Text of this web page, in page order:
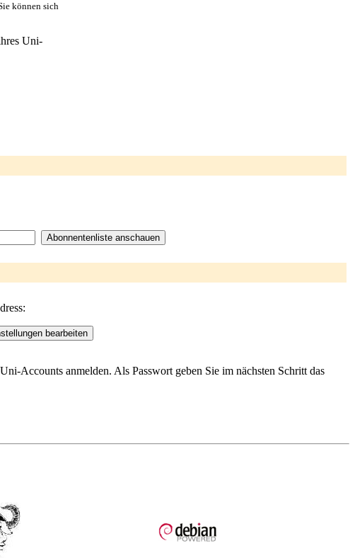
können sich
Uni-
Accounts anmelden. Als Passwort geben Sie im nächsten Schritt das